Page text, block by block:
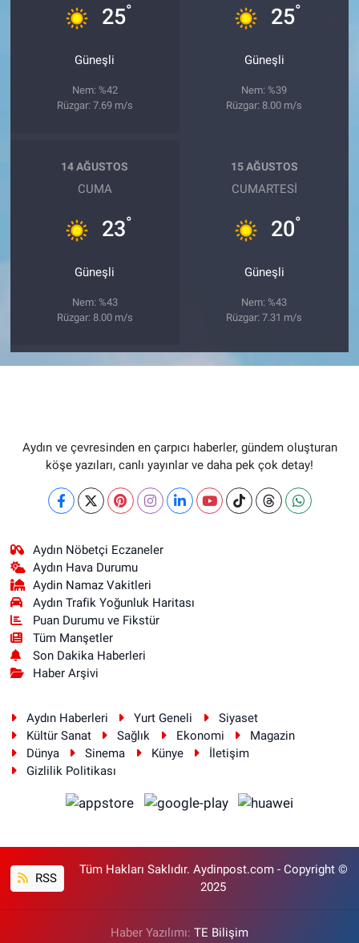
25°
Güneşli
Nem: %42
Rüzgar: 7.69 m/s
25°
Güneşli
Nem: %39
Rüzgar: 8.00 m/s
14 AĞUSTOS
CUMA
23°
Güneşli
Nem: %43
Rüzgar: 8.00 m/s
15 AĞUSTOS
CUMARTESI
20°
Güneşli
Nem: %43
Rüzgar: 7.31 m/s
Aydın ve çevresinden en çarpıcı haberler, gündem oluşturan
köşe yazıları, canlı yayınlar ve daha pek çok detay!
Aydın Nöbetçi Eczaneler
Aydın Hava Durumu
Aydin Namaz Vakitleri
Aydın Trafik Yoğunluk Haritası
Puan Durumu ve Fikstür
Tüm Manşetler
Son Dakika Haberleri
Haber Arşivi
Aydın Haberleri Yurt Geneli
Siyaset
Kültür Sanat
Sağlık Ekonomi
Magazin
Dünya
Sinema Künye
İletişim
Gizlilik Politikası
RSS
Tüm Hakları Saklıdır. Aydinpost.com - Copyright ©
2025
Haber Yazılımı: TE Bilişim